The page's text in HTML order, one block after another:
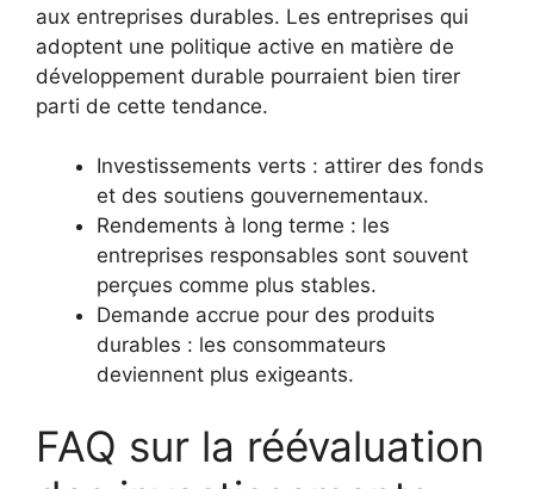
aux entreprises durables. Les entreprises qui
adoptent une politique active en matière de
développement durable pourraient bien tirer
parti de cette tendance.
Investissements verts : attirer des fonds
et des soutiens gouvernementaux.
Rendements à long terme : les
entreprises responsables sont souvent
perçues comme plus stables.
Demande accrue pour des produits
durables : les consommateurs
deviennent plus exigeants.
FAQ sur la réévaluation